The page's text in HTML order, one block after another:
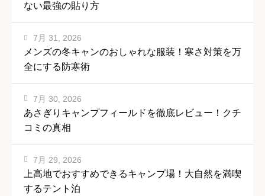
ない最強の貼り方
メンズの冬キャンのおしゃれな服装！寒さ対策を万
全にする防寒術
7月 31, 2026
あさぎりキャンプフィールドを徹底レビュー！クチ
コミの真相
7月 30, 2026
上高地でおすすめできるキャンプ場！大自然を満喫
するテント泊
7月 29, 2026